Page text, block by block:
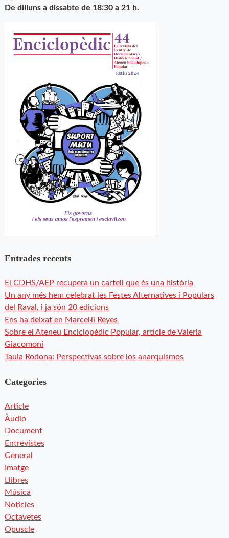
De dilluns a dissabte de 18:30 a 21 h.
Entrades recents
El CDHS/AEP recupera un cartell que és una història
Un any més hem celebrat les Festes Alternatives i Populars
del Raval, i ja són 20 edicions
Ens ha deixat en Marcel·lí Reyes
Sobre el Ateneu Enciclopèdic Popular, article de Valeria
Giacomoni
Taula Rodona: Perspectivas sobre los anarquismos
Categories
Article
Àudio
Document
Entrevistes
General
Imatge
Llibres
Música
Notícies
Octavetes
Opuscle